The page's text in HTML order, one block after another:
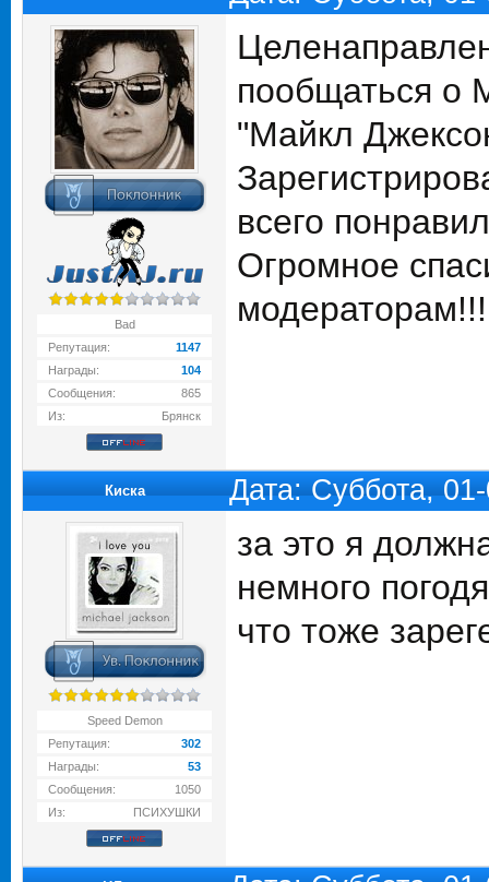
Bad
Репутация:
1147
Награды:
104
Сообщения:
865
Из:
Брянск
пообщаться о
"Майкл
всего
Огромное
Киска Дата: Суббота,
Speed Demon
Репутация:
302
Награды:
53
Сообщения:
1050
Из:
ПСИХУШКИ
за это я
немного
что тоже